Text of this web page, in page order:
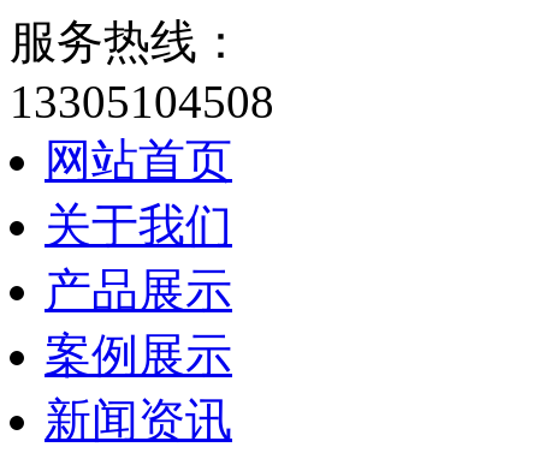
服务热线：
13305104508
网站首页
关于我们
产品展示
案例展示
新闻资讯